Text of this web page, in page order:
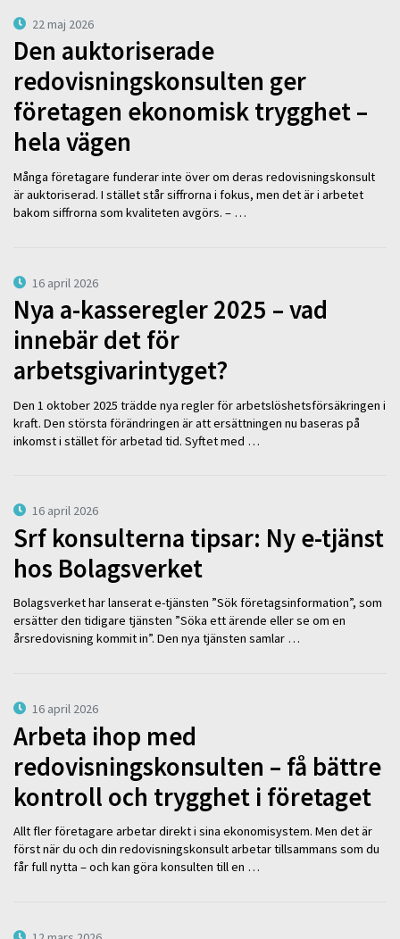
22 maj 2026
Den auktoriserade
redovisningskonsulten ger
företagen ekonomisk trygghet –
hela vägen
Många företagare funderar inte över om deras redovisningskonsult
är auktoriserad. I stället står siffrorna i fokus, men det är i arbetet
bakom siffrorna som kvaliteten avgörs. – …
16 april 2026
Nya a-kasseregler 2025 – vad
innebär det för
arbetsgivarintyget?
Den 1 oktober 2025 trädde nya regler för arbetslöshetsförsäkringen i
kraft. Den största förändringen är att ersättningen nu baseras på
inkomst i stället för arbetad tid. Syftet med …
16 april 2026
Srf konsulterna tipsar: Ny e-tjänst
hos Bolagsverket
Bolagsverket har lanserat e-tjänsten ”Sök företagsinformation”, som
ersätter den tidigare tjänsten ”Söka ett ärende eller se om en
årsredovisning kommit in”. Den nya tjänsten samlar …
16 april 2026
Arbeta ihop med
redovisningskonsulten – få bättre
kontroll och trygghet i företaget
Allt fler företagare arbetar direkt i sina ekonomisystem. Men det är
först när du och din redovisningskonsult arbetar tillsammans som du
får full nytta – och kan göra konsulten till en …